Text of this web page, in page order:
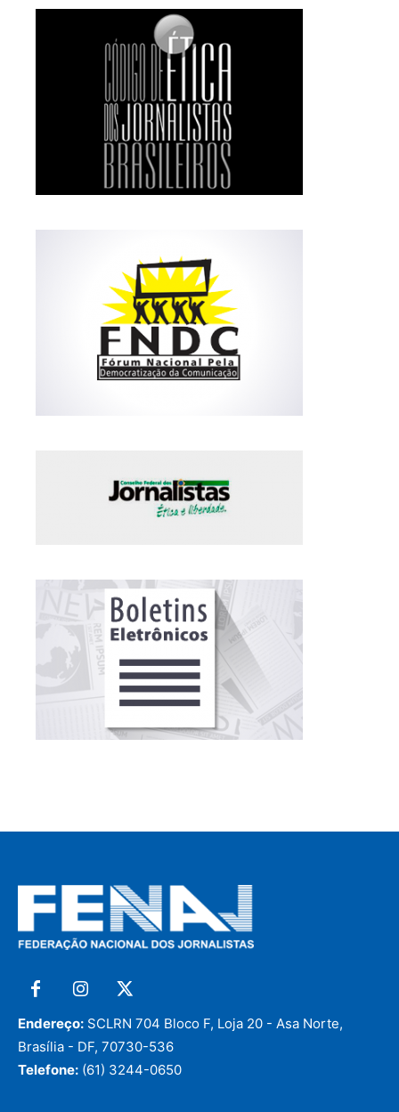
Endereço: SCLRN 704 Bloco F, Loja 20 - Asa Norte,
Brasília - DF, 70730-536
Telefone: (61) 3244-0650